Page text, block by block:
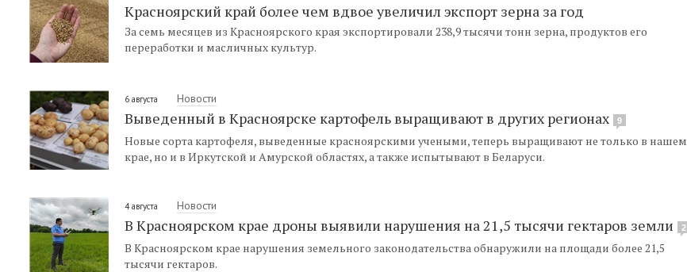
Красноярский край более чем вдвое увеличил экспорт зерна за год
За семь месяцев из Красноярского края экспортировали 238,9 тысячи тонн зерна, продуктов его
переработки и масличных культур.
6 августа Новости
Выведенный в Красноярске картофель выращивают в других регионах 9
Новые сорта картофеля, выведенные красноярскими учеными, теперь выращивают не только в нашем
крае, но и в Иркутской и Амурской областях, а также испытывают в Беларуси.
4 августа Новости
В Красноярском крае дроны выявили нарушения на 21,5 тысячи гектаров земли 2
В Красноярском крае нарушения земельного законодательства обнаружили на площади более 21,5
тысячи гектаров.